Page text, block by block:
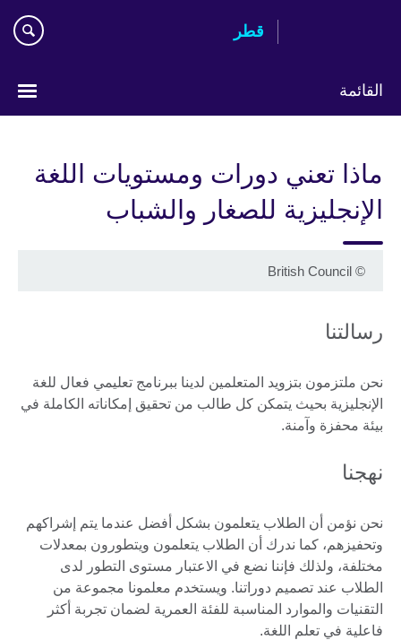
قطر
القائمة
ماذا تعني دورات ومستويات اللغة
الإنجليزية للصغار والشباب
©
British Council
رسالتنا
نحن ملتزمون بتزويد المتعلمين لدينا ببرنامج تعليمي فعال للغة
الإنجليزية بحيث يتمكن كل طالب من تحقيق إمكاناته الكاملة في
بيئة محفزة وآمنة.
نهجنا
نحن نؤمن أن الطلاب يتعلمون بشكل أفضل عندما يتم إشراكهم
وتحفيزهم، كما ندرك أن الطلاب يتعلمون ويتطورون بمعدلات
مختلفة، ولذلك فإننا نضع في الاعتبار مستوى التطور لدى
الطلاب عند تصميم دوراتنا. ويستخدم معلمونا مجموعة من
التقنيات والموارد المناسبة للفئة العمرية لضمان تجربة أكثر
فاعلية في تعلم اللغة.